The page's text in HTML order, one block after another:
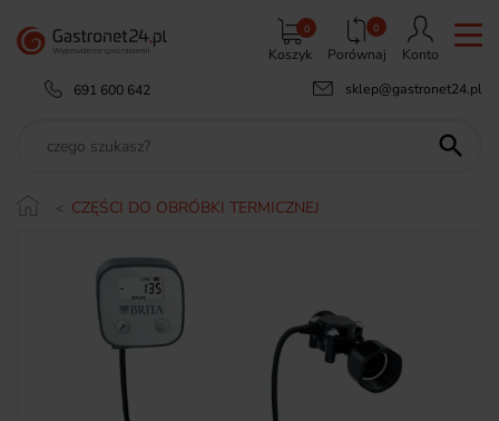
Koszyk
0 0
Porównaj
Konto
691 600 642
sklep@gastronet24.pl

CZĘŚCI DO OBRÓBKI TERMICZNEJ